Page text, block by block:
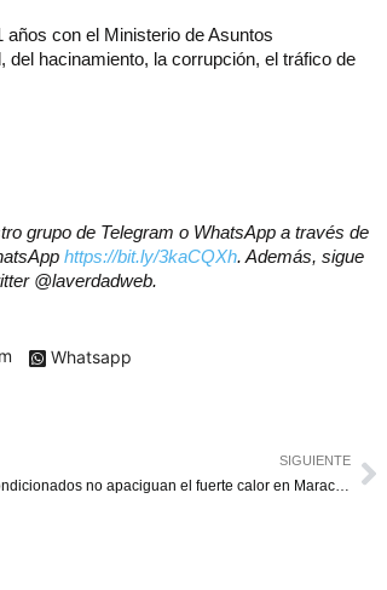
con el Ministerio de Asuntos
hacinamiento, la corrupción, el tráfico de
grupo de Telegram o WhatsApp a través de
https://bit.ly/3kaCQXh. Además, sigue
@laverdadweb.
Whatsapp
SIGUIENTE